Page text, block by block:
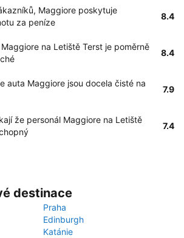
Maggiore poskytuje
za peníze
8.4
na Letiště Terst je poměrně
8.4
auta Maggiore jsou docela čisté na
7.9
že personál Maggiore na Letiště
7.4
destinace
Praha
Edinburgh
Katánie